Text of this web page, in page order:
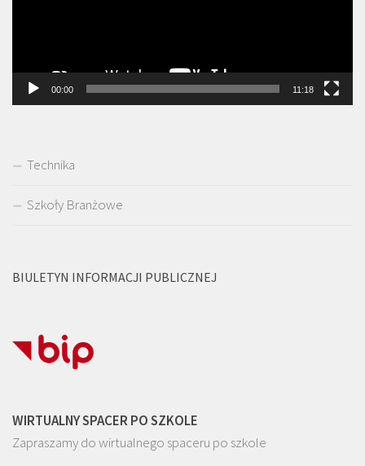
00:00 11:18
Technika
Szkoły Branżowe
BIULETYN INFORMACJI PUBLICZNEJ
WIRTUALNY SPACER PO SZKOLE
Zapraszamy do wirtualnego spaceru po szkole